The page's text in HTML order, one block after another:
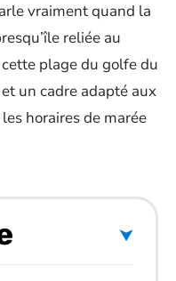
vraiment quand la
reliée au
plage du golfe du
un cadre adapté aux
horaires de marée